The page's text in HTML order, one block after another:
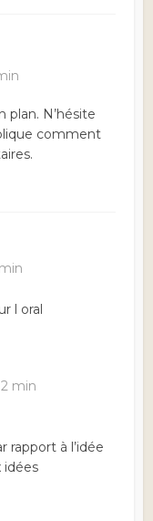
plan. N’hésite
comment
l oral
min
rapport à l’idée
idées